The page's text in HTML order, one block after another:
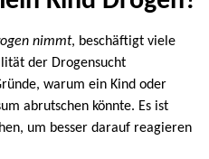
nimmt, beschäftigt viele
der Drogensucht
warum ein Kind oder
abrutschen könnte. Es ist
um besser darauf reagieren